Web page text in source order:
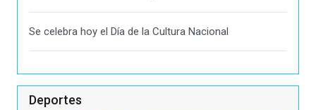
Se celebra hoy el Día de la Cultura Nacional
Deportes